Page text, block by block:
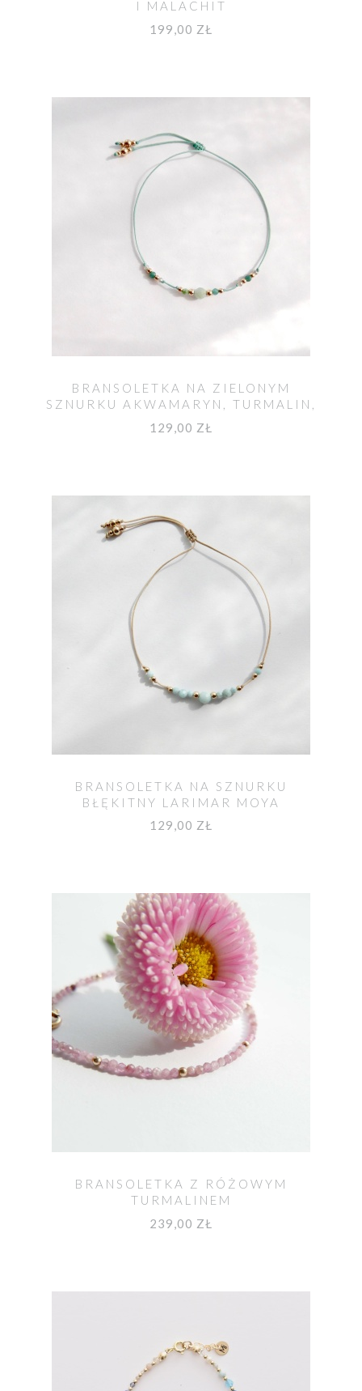
I MALACHIT
199,00 ZŁ
BRANSOLETKA NA ZIELONYM
SZNURKU AKWAMARYN, TURMALIN,
LABRADORYT MOYA
129,00 ZŁ
BRANSOLETKA NA SZNURKU
BŁĘKITNY LARIMAR MOYA
129,00 ZŁ
BRANSOLETKA Z RÓŻOWYM
TURMALINEM
239,00 ZŁ